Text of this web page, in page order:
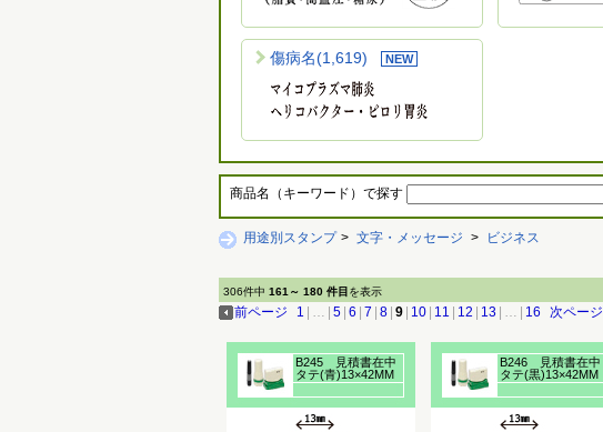
傷病名(1,619)
商品名（キーワード）で探す
用途別スタンプ > 文字・メッセージ > ビジネス
306件中 161～ 180 件目 を表示
前ページ 1 … 5 6 7 8 9 10 11 12 13 … 16 次ページ
B245 見積書在中
タテ(青)13×42MM
浸透印
B246 見積書在中
タテ(黒)13×42MM
浸透印